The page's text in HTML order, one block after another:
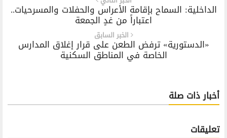
الداخلية: السماح بإقامة الأعراس والحفلات والمسرحيات..
اعتباراً من غدٍ الجمعة
الخبر السابق
«الدستورية» ترفض الطعن على قرار إغلاق المدارس
الخاصة في المناطق السكنية
أخبار ذات صلة
تعليقات